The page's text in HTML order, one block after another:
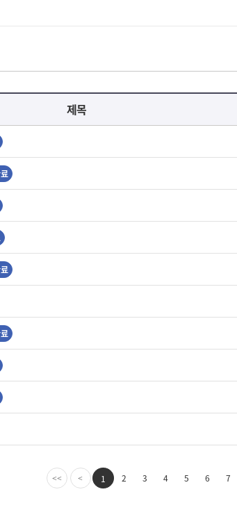
제목
<< < 1 2 3 4 5 6 7